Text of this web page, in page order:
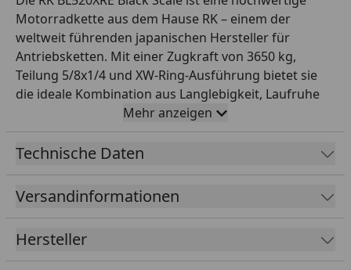
Motorradkette aus dem Hause RK – einem der
weltweit führenden japanischen Hersteller für
Antriebsketten. Mit einer Zugkraft von 3650 kg,
Teilung 5/8x1/4 und XW-Ring-Ausführung bietet sie
die ideale Kombination aus Langlebigkeit, Laufruhe
und Sicherheit im Einsatzbereich Straße bis 800 ccm.
Die XW-Ring-Technologie versiegelt das
Hochleistungsfett dauerhaft zwischen den
Verschleiß deutlich gegenüber klassischen O-Ring-
Ketten. Diese Variante wird offen mit 106 Gliedern
Verbindungsschloss ausgestattet. Farbe: schwarz. RK
steht seit Jahrzehnten für höchste Fertigungsqualität
Mehr anzeigen
Technische Daten
Versandinformationen
Hersteller